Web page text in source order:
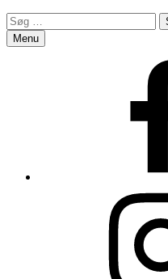
Search
Søg
efter:
Menu